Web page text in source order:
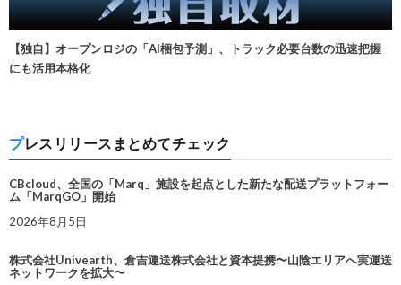
【独自】オープンロジの「AI梱包予測」、トラック必要台数の迅速把握
にも活用本格化
プレスリリースまとめてチェック
CBcloud、全国の「Marq」施設を起点とした新たな配送プラットフォー
ム「MarqGO」開始
2026年8月5日
株式会社Univearth、倉吉運送株式会社と資本提携〜山陰エリアへ実運送
ネットワークを拡大〜